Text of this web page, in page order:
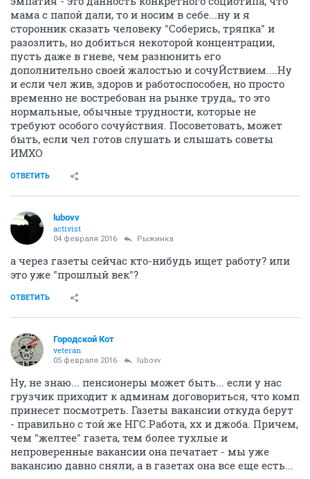
как потомок работорговцев ответственно заявляю,
что ни фига вы себя не продаете и ваапче сам
человек себя продать не сможет, это противно его
природе. Продать человека сможет только
специалист, но эта профессия уже умерла..... Ну и
глупо рваться обратно в рабы, чтобы вам
заглядывали в рот и проверяли возраст по
состоянию зубов. Общайтесь с эйчарами и
работодателями - на равных, Конституцию еще
никто не отменял.
member
17 декабря 2015
известных бизнесменов, но сами - уж извините - не
лохмаче: фин. подушки, общение на равных,
честность...
В связи с обстановкой на рынке труда, несколько
тысяч человек впоследствии окажутся с брешью в
резюме. И кто будет выглядеть привлекательнее в
глазах эйчаров? Те, кто будут легендировать, что за
этот перерыв сгоняли в Мекку на паломничество,
огород и выучили португальский? Или те, кто честно
признаются, что всё это время были в депрессии,
безуспешно отправляли резюме в 1000 мест и так же
безуспешно ходили по редким собеседованиям?
IMHO, эмпатия и сочувствие - явно не про
современных работодателей.
P. S. Или эта ветка адресована гламурным топам?